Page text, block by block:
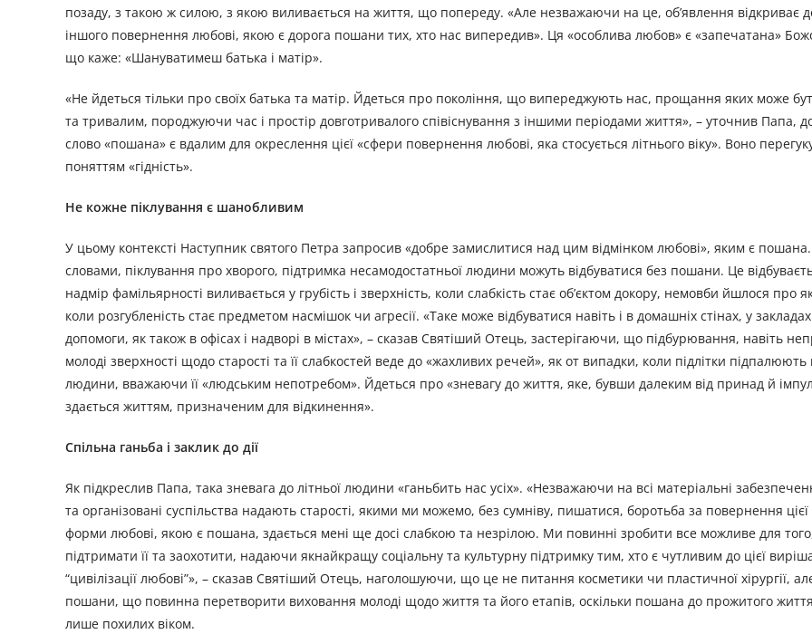
позаду, з такою ж силою, з якою виливається на життя, що попереду. «Але незважаючи на це, об’явлення відкриває
іншого повернення любові, якою є дорога пошани тих, хто нас випередив». Ця «особлива любов» є «запечатана»
що каже: «Шануватимеш батька і матір».
«Не йдеться тільки про своїх батька та матір. Йдеться про покоління, що випереджують нас, прощання яких може
та тривалим, породжуючи час і простір довготривалого співіснування з іншими періодами життя», – уточнив Папа,
слово «пошана» є вдалим для окреслення цієї «сфери повернення любові, яка стосується літнього віку». Воно
поняттям «гідність».
Не кожне піклування є шанобливим
У цьому контексті Наступник святого Петра запросив «добре замислитися над цим відмінком любові», яким є
словами, піклування про хворого, підтримка несамодостатньої людини можуть відбуватися без пошани. Це
надмір фамільярності виливається у грубість і зверхність, коли слабкість стає об’єктом докору, немовби йшлося про
коли розгубленість стає предметом насмішок чи агресії. «Таке може відбуватися навіть і в домашніх стінах, у
допомоги, як також в офісах і надворі в містах», – сказав Святіший Отець, застерігаючи, що підбурювання, навіть
молоді зверхності щодо старості та її слабкостей веде до «жахливих речей», як от випадки, коли підлітки
людини, вважаючи її «людським непотребом». Йдеться про «зневагу до життя, яке, бувши далеким від принад й
здається життям, призначеним для відкинення».
Спільна ганьба і заклик до дії
Як підкреслив Папа, така зневага до літньої людини «ганьбить нас усіх». «Незважаючи на всі матеріальні
та організовані суспільства надають старості, якими ми можемо, без сумніву, пишатися, боротьба за повернення цієї
форми любові, якою є пошана, здається мені ще досі слабкою та незрілою. Ми повинні зробити все можливе для
підтримати її та заохотити, надаючи якнайкращу соціальну та культурну підтримку тим, хто є чутливим до цієї
“цивілізації любові”», – сказав Святіший Отець, наголошуючи, що це не питання косметики чи пластичної хірургії,
пошани, що повинна перетворити виховання молоді щодо життя та його етапів, оскільки пошана до прожитого
лише похилих віком.